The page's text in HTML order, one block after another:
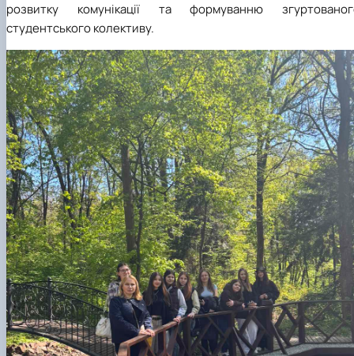
розвитку комунікації та формуванню
студентського колективу.